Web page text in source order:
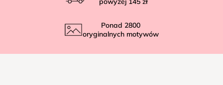
Ponad 2800
oryginalnych motywów